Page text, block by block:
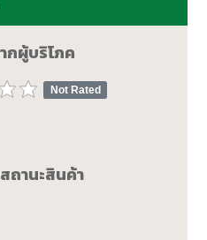
กผู้บริโภค
Not Rated
ถานะสินค้า